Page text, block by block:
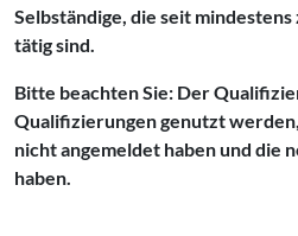
Selbständige, die seit
tätig sind.
Bitte beachten Sie: Der
Qualifizierungen genutzt
nicht angemeldet haben und die
haben.